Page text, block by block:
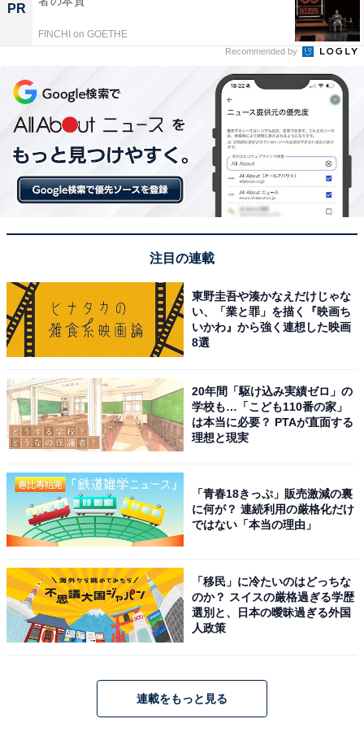
西鉄福岡（天神）駅は、福岡で最も地価が高いエリアの
1つであり、高級デパートやブランドショップが集まる
商業の中心地です。都市の中心に住むこと自体がステー
タスと見なされ、高層マンションやタワーマンションに
住む富裕層が多いイメージがあります。経済活動の中心
地であるため、経営者や高所得者が集まりやすいという
背景も、このランキングの結果につながっています。
から」（40代女性／長崎県）、「福岡の中心地にあっ
フェやバーが集まるエリアだから」（50代男性／広島
県）、「高級ホテルがある、もしくは高級なマンション
がある」（20代男性／京都府）といった声が集まりまし
※回答者からのコメントは原文ママです
次ページ 10位までのランキング結果を見る
PR
FINCHI on GOETHE
Recommended by
注目の連載
東野圭吾や湊かなえだけじゃな
い、「業と罪」を描く『映画ち
いかわ』から強く連想した映画
8選
20年間「駆け込み実績ゼロ」の
学校も…「こども110番の家」
は本当に必要？ PTAが直面する
理想と現実
「青春18きっぷ」販売激減の裏
に何が？ 連続利用の厳格化だけ
ではない「本当の理由」
「移民」に冷たいのはどっちな
のか？ スイスの厳格過ぎる学歴
選別と、日本の曖昧過ぎる外国
人政策
連載をもっと見る